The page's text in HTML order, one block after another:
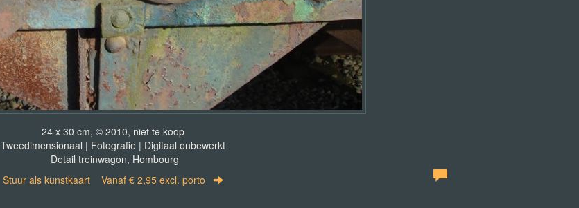
24 x 30 cm, © 2010, niet te koop
Tweedimensionaal | Fotografie | Digitaal onbewerkt
Detail treinwagon, Hombourg
Stuur als kunstkaart Vanaf € 2,95 excl. porto